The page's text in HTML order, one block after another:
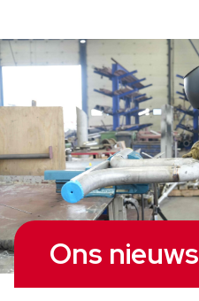
Ons nieuws